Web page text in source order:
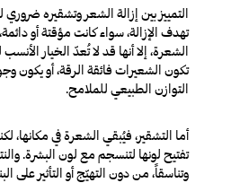
التمييز بين إزالة الشعر وتشقيره ضروري
تهدف الإزالة، سواء كانت مؤقتة أو
الشعرة، إلا أنها قد لا تُعدّ الخيار
تكون الشعيرات فائقة الرقة، أو يكون
التوازن الطبيعي للملامح.
أما التشقير، فيُبقي الشعرة في
تفتيح لونها لتنسجم مع لون البشرة.
وتناسقاً، من دون التهيّج أو التأثير على